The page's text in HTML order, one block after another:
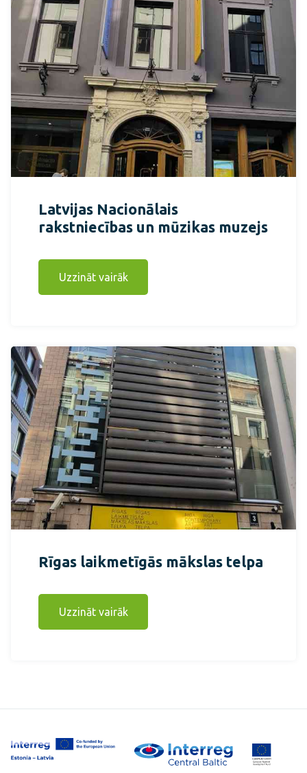
Latvijas Nacionālais
rakstniecības un mūzikas muzejs
Uzzināt vairāk
Rīgas laikmetīgās mākslas telpa
Uzzināt vairāk